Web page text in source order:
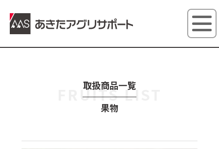
あきたア
取扱商品一覧
果物
FRUITS LIST